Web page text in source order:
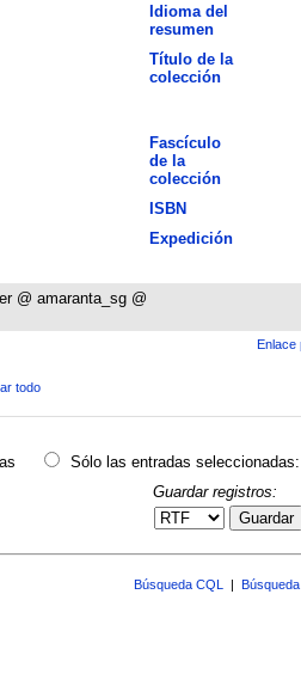
Idioma del
resumen
Título de la
colección
Fascículo
de la
colección
ISBN
Expedición
@ amaranta_sg @
Enlace
todo
Sólo las entradas seleccionadas:
Guardar registros:
Guardar
Búsqueda CQL